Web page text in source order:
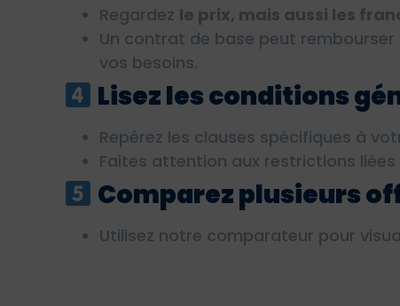
Regardez le prix, mais aussi les
Un contrat de base peut
vos besoins.
Lisez les conditions
Repérez les clauses spécifiques à
Faites attention aux restrictions
Comparez plusieurs
Utilisez notre comparateur pour